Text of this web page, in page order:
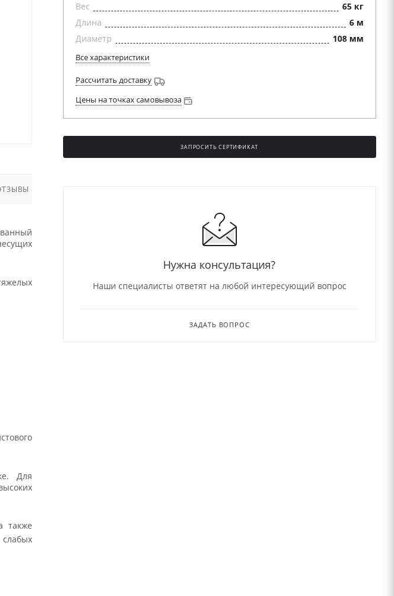
Для
также
Вес
65 кг
Длина
6 м
Диаметр
108 мм
Все характеристики
Рассчитать доставку
Цены на точках самовывоза
ЗАПРОСИТЬ СЕРТИФИКАТ
Нужна консультация?
Наши специалисты ответят на любой интересующий вопрос
ЗАДАТЬ ВОПРОС